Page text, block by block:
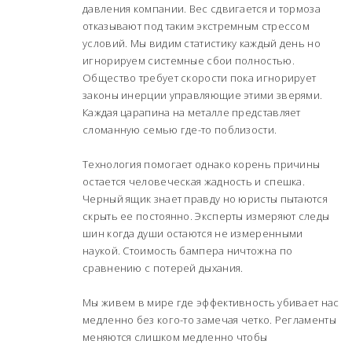
давления компании. Вес сдвигается и тормоза
отказывают под таким экстремным стрессом
условий. Мы видим статистику каждый день но
игнорируем системные сбои полностью.
Общество требует скорости пока игнорирует
законы инерции управляющие этими зверями.
Каждая царапина на металле представляет
сломанную семью где-то поблизости.
Технология помогает однако корень причины
остается человеческая жадность и спешка.
Черный ящик знает правду но юристы пытаются
скрыть ее постоянно. Эксперты измеряют следы
шин когда души остаются не измеренными
наукой. Стоимость бампера ничтожна по
сравнению с потерей дыхания.
Мы живем в мире где эффективность убивает нас
медленно без кого-то замечая четко. Регламенты
меняются слишком медленно чтобы